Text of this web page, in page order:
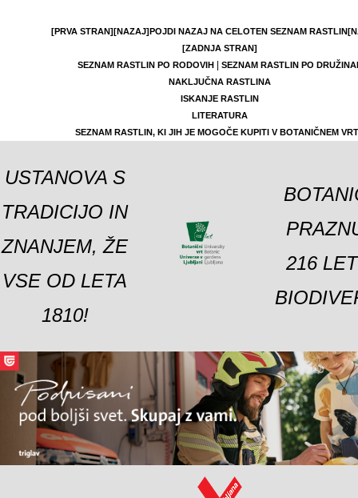
[PRVA STRAN][NAZAJ]POJDI NAZAJ NA CELOTEN SEZNAM RASTLIN
[ZADNJA STRAN]
SEZNAM RASTLIN PO RODOVIH|
SEZNAM RASTLIN PO
NAKLJUČNA RASTLINA
ISKANJE RASTLIN
LITERATURA
SEZNAM RASTLIN, KI JIH JE MOGOČE KUPITI V BOTANIČNEM
USTANOVA S
TRADICIJO IN
ZNANJEM, ŽE
VSE OD LETA
1810!
216